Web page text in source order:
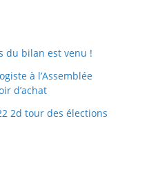
du bilan est venu !
à l’Assemblée
d’achat
2d tour des élections